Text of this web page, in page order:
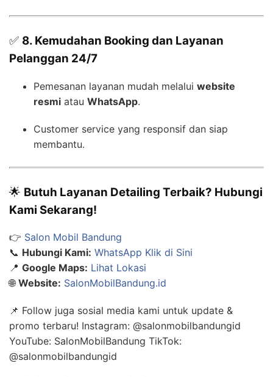
✅ 8. Kemudahan Booking dan Layanan
Pelanggan 24/7
Pemesanan layanan mudah melalui website
resmi atau WhatsApp.
Customer service yang responsif dan siap
membantu.
🌟 Butuh Layanan Detailing Terbaik? Hubungi
Kami Sekarang!
👉 Salon Mobil Bandung
📞 Hubungi Kami: WhatsApp Klik di Sini
📍 Google Maps: Lihat Lokasi
🌐 Website: SalonMobilBandung.id
📌 Follow juga sosial media kami untuk update &
promo terbaru! Instagram: @salonmobilbandungid
YouTube: SalonMobilBandung TikTok:
@salonmobilbandungid